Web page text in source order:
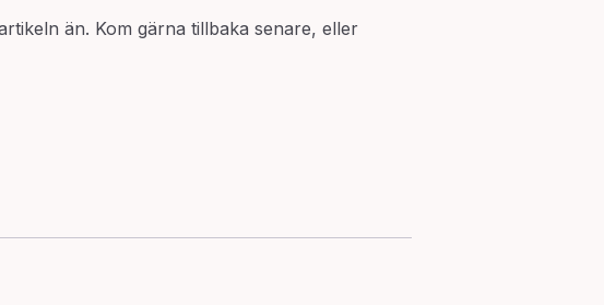
än. Kom gärna tillbaka senare, eller